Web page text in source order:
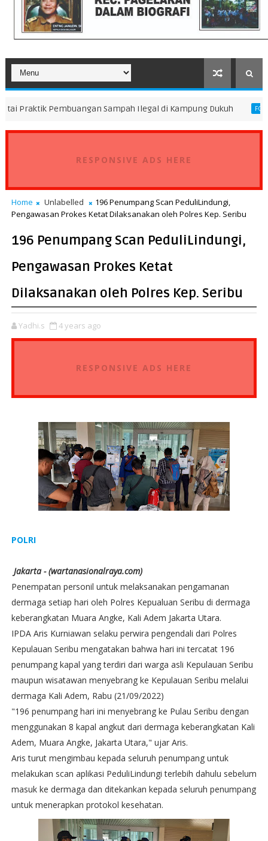
Sampah Ilegal di Kampung Dukuh FOKUS
RESPONSIVE ADS HERE
Home Unlabelled
196 Penumpang Scan PeduliLindungi,
Pengawasan Prokes Ketat Dilaksanakan oleh Polres Kep. Seribu
196 Penumpang Scan PeduliLindungi,
Pengawasan Prokes Ketat
Dilaksanakan oleh Polres Kep. Seribu
Yadhi.s 4 years ago
RESPONSIVE ADS HERE
POLRI
Jakarta - (wartanasionalraya.com)
Penempatan personil untuk melaksanakan pengamanan
dermaga setiap hari oleh Polres Kepualuan Seribu di dermaga
keberangkatan Muara Angke, Kali Adem Jakarta Utara.
IPDA Aris Kurniawan selaku perwira pengendali dari Polres
Kepulauan Seribu mengatakan bahwa hari ini tercatat 196
penumpang kapal yang terdiri dari warga asli Kepulauan Seribu
maupun wisatawan menyebrang ke Kepulauan Seribu melalui
dermaga Kali Adem, Rabu (21/09/2022)
"196 penumpang hari ini menyebrang ke Pulau Seribu dengan
menggunakan 8 kapal angkut dari dermaga keberangkatan Kali
Adem, Muara Angke, Jakarta Utara," ujar Aris.
Aris turut mengimbau kepada seluruh penumpang untuk
melakukan scan aplikasi PeduliLindungi terlebih dahulu sebelum
masuk ke dermaga dan ditekankan kepada seluruh penumpang
untuk menerapkan protokol kesehatan.